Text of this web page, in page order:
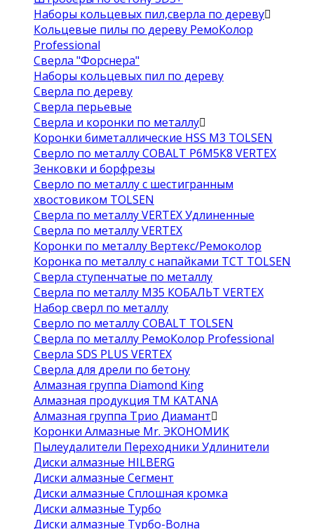
Наборы кольцевых пил,сверла по дереву
Кольцевые пилы по дереву РемоКолор
Professional
Сверла "Форснера"
Наборы кольцевых пил по дереву
Сверла по дереву
Сверла перьевые
Сверла и коронки по металлу
Коронки биметаллические HSS M3 TOLSEN
Сверло по металлу COBALT Р6М5К8 VERTEX
Зенковки и борфрезы
Сверло по металлу с шестигранным
хвостовиком TOLSEN
Сверла по металлу VERTEX Удлиненные
Сверла по металлу VERTEX
Коронки по металлу Вертекс/Ремоколор
Коронка по металлу с напайками TCT TOLSEN
Сверла ступенчатые по металлу
Сверла по металлу М35 КОБАЛЬТ VERTEX
Набор сверл по металлу
Сверло по металлу COBALT TOLSEN
Сверла по металлу РемоКолор Professional
Сверла SDS PLUS VERTEX
Сверла для дрели по бетону
Алмазная группа Diamond King
Алмазная продукция ТМ KATANA
Алмазная группа Трио Диамант
Коронки Алмазные Mr. ЭКОНОМИК
Пылеудалители Переходники Удлинители
Диски алмазные HILBERG
Диски алмазные Сегмент
Диски алмазные Сплошная кромка
Диски алмазные Турбо
Диски алмазные Турбо-Волна